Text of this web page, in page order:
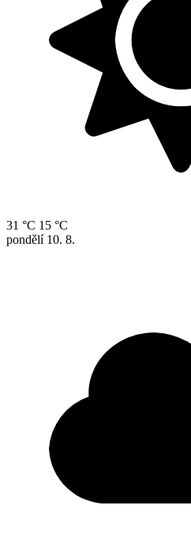
31 °C 15 °C
pondělí 10. 8.